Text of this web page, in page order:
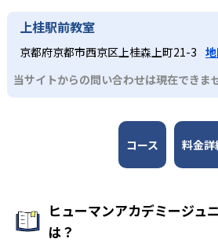
名以上が受講する。ロボット教室の
れ、仲間と切磋琢磨できる環境を提供
各コースはそれぞれの分野の専門家が
もは実験や制作活動などを楽しみなが
くことが可能だ。全国大会での発表
り、探究力と表現力を磨くことができ
別の学習機会が必要な場合がある。
用、毎月の授業料や材料費などが発生
め、費用負担の点も留意が必要である。
上桂駅前教室
京都府京都市西京区上桂森上町21-3
当サイトからの問い合わせは現在できま
コース 料金詳
ヒューマンアカデミージュ
は？